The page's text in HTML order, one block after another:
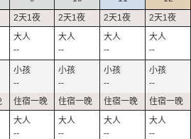
--
--
--
--
--
--
--
--
--
--
--
--